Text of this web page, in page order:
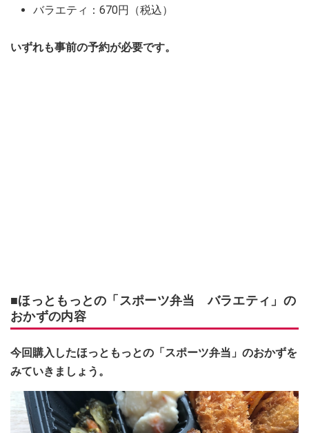
バラエティ：670円（税込）
いずれも事前の予約が必要です。
■ほっともっとの「スポーツ弁当 バラエティ」の
おかずの内容
今回購入したほっともっとの「スポーツ弁当」のおかずを
みていきましょう。